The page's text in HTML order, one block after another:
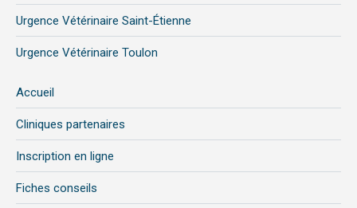
Urgence Vétérinaire Saint-Étienne
Urgence Vétérinaire Toulon
Accueil
Cliniques partenaires
Inscription en ligne
Fiches conseils